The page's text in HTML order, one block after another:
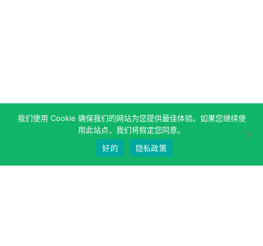
我们使用 Cookie 确保我们的网站为您提供最佳体验。如果您继续使
用此站点，我们将假定您同意。
好的
隐私政策